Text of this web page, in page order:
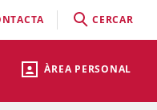
ÀREA PERSONAL
CERCAR